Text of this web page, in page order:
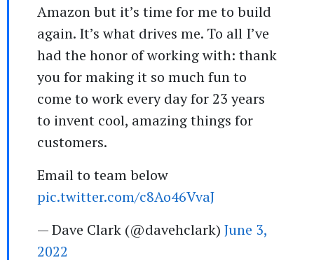
Amazon but it’s time for me to build
again. It’s what drives me. To all I’ve
had the honor of working with: thank
you for making it so much fun to
come to work every day for 23 years
to invent cool, amazing things for
customers.
Email to team below
pic.twitter.com/c8Ao46VvaJ
— Dave Clark (@davehclark) June 3,
2022